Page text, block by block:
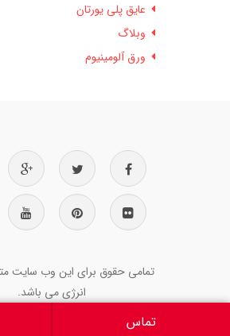
عایق پلی یورتان
وبلاگ
ورق آلومینیوم
تمامی حقوق برای این وب سایت
انرژی می باشد.
تماس